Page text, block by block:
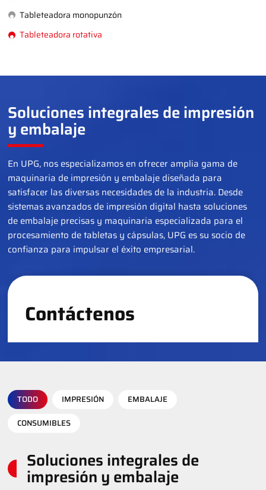
Tableteadora monopunzón
Tableteadora rotativa
Soluciones integrales de impresión
y embalaje
En UPG, nos especializamos en ofrecer amplia gama de
maquinaria de impresión y embalaje diseñada para
satisfacer las diversas necesidades de la industria. Desde
sistemas avanzados de impresión digital hasta soluciones
de embalaje precisas y maquinaria especializada para el
procesamiento de tabletas y cápsulas, UPG es su socio de
confianza para impulsar el éxito empresarial.
Contáctenos
TODO IMPRESIÓN
EMBALAJE
CONSUMIBLES
Soluciones integrales de
impresión y embalaje